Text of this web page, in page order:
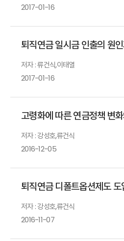
2017-01-16
퇴직연금 일시금 인출의 원
저자 : 류건식,이태열
2017-01-16
고령화에 따른 연금정책 변
저자 : 강성호,류건식
2016-12-05
퇴직연금 디폴트옵션제도
저자 : 강성호,류건식
2016-11-07